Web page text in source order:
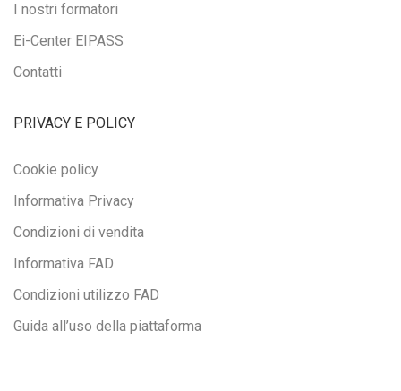
I nostri formatori
Ei-Center EIPASS
Contatti
PRIVACY E POLICY
Cookie policy
Informativa Privacy
Condizioni di vendita
Informativa FAD
Condizioni utilizzo FAD
Guida all’uso della piattaforma